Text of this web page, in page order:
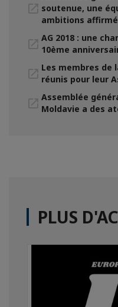
soutenue, une
ambitions
AG 2018 : une
10ème
Les membres de
réunis pour leur
Assemblée
Moldavie a des
PLUS